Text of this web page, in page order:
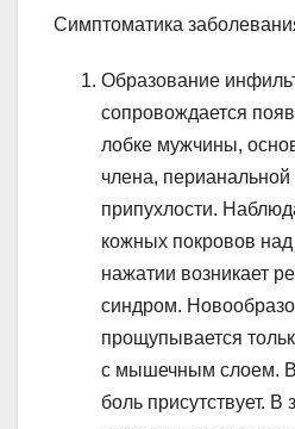
Симптоматика
Образование
сопровождается
лобке мужчины,
члена,
припухлости.
кожных покровов
нажатии возникает
синдром.
прощупывается
с мышечным слоем. В
боль присутствует. В